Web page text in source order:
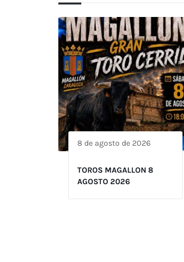
8 de agosto de 2026
TOROS MAGALLON 8
AGOSTO 2026